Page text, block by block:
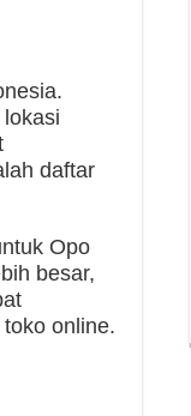
daftar
Opo
besar,
online.